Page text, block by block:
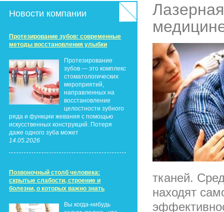
Новости компании
Протезирование зубов: современные
методы восстановления улыбки
Протезирование
зубов — это комплекс
стоматологических
мероприятий,
направленных на
восстановление
целостности зубного
ряда и функции жевания с помощью
искусственных конструкций. Потеря
даже одного зуба может
14.05.2026
Позвоночный столб человека:
скрытые слабости, строение и
болезни, о которых важно знать
Вы когда-нибудь
тканей.
находят